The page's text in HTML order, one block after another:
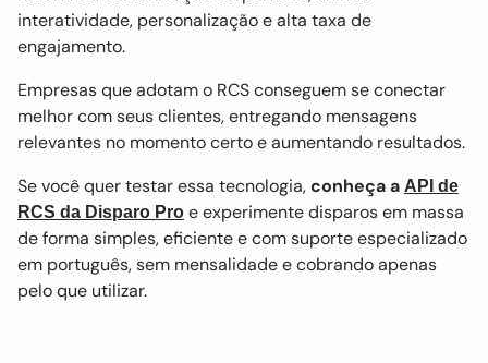
interatividade, personalização e alta taxa de
engajamento.
Empresas que adotam o RCS conseguem se conectar
melhor com seus clientes, entregando mensagens
relevantes no momento certo e aumentando resultados.
Se você quer testar essa tecnologia,conheça a API de
RCS da Disparo Pro e experimente disparos em massa
de forma simples, eficiente e com suporte especializado
em português, sem mensalidade e cobrando apenas
pelo que utilizar.